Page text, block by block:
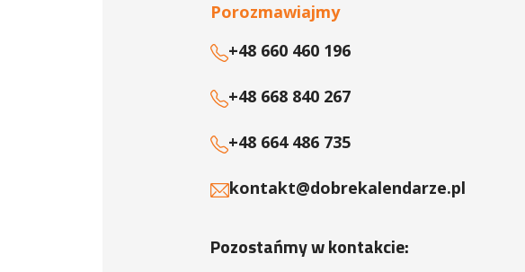
Porozmawiajmy
+48 660 460 196
+48 668 840 267
+48 664 486 735
kontakt@dobrekalendarze.pl
Pozostańmy w kontakcie: